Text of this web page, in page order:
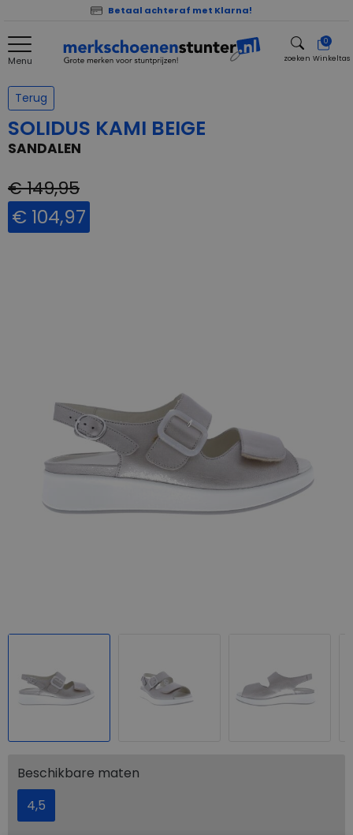
Betaal achteraf met Klarna!
Menu zoeken
0
Winkeltas
Terug
SOLIDUS KAMI BEIGE
SANDALEN
€ 149,95
€ 104,97
Beschikbare maten
4,5